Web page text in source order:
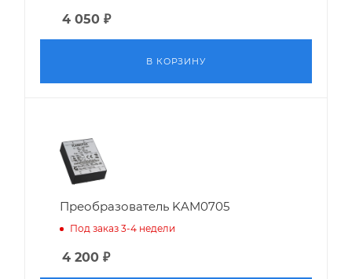
4 050 ₽
В КОРЗИНУ
Преобразователь KAM0705
Под заказ 3-4 недели
4 200 ₽